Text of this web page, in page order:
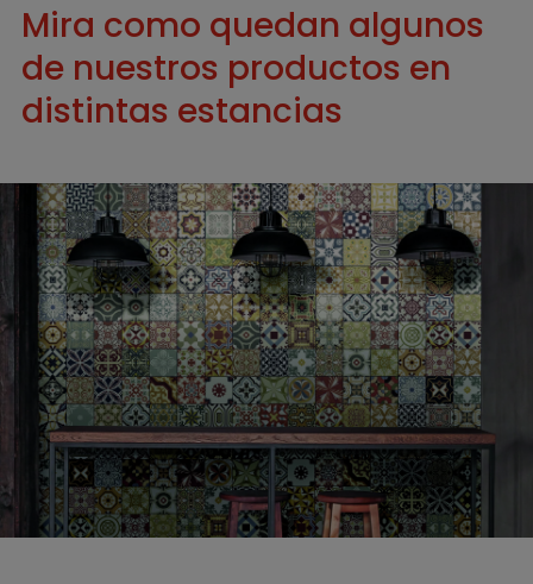
Mira como quedan algunos
de nuestros productos en
distintas estancias